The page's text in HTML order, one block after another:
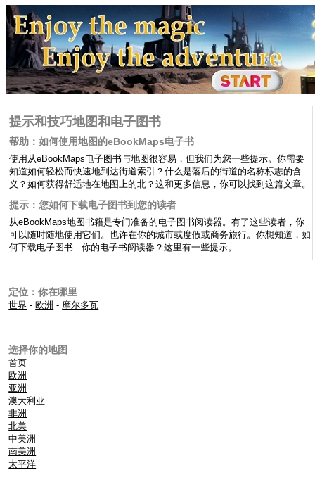
提示和技巧地图和电子图书
帮助：如何使用地图的eBookMaps电子书
使用从eBookMaps电子图书与地图很容易，但我们为您一些提示。你需要
知道如何轻松而快速地到达街道索引？什么是落后的街道的名称标志的含
义？如何获得舒适地在地图上的北？这和更多信息，你可以找到这篇文章。
提示：您如何下载电子图书到您的读者
从eBookMaps地图书籍是专门准备的电子图书阅读器。有了这些读者，你
可以随时随地使用它们。也许在你的城市或度假或商务旅行。你想知道，如
何下载电子图书 - 你的电子书阅读器？这里有一些提示。
定位：你在哪里
世界 -欧洲 - 摩尔多瓦
选择你的地图
首页
欧洲
亚洲
澳大利亚
非洲
北美
中美洲
南美洲
太平洋